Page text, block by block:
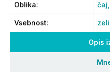
Opis
Oblika: čaj,
Vsebnost: